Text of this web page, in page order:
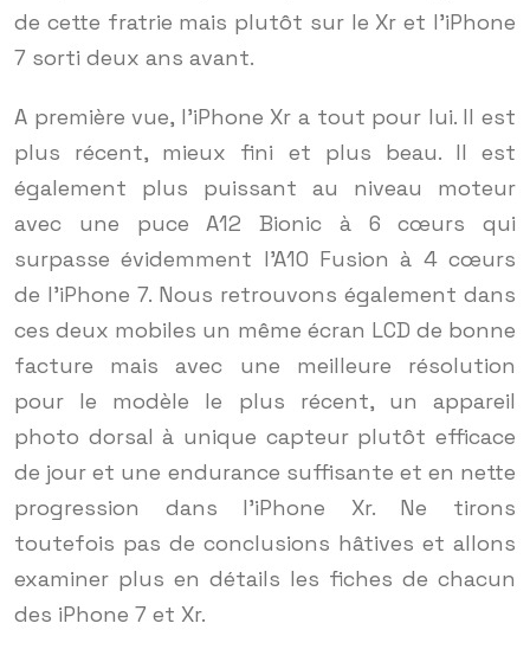
de cette fratrie mais plutôt sur le Xr et l’iPhone
7 sorti deux ans avant.
A première vue, l’iPhone Xr a tout pour lui. Il est
plus récent, mieux fini et plus beau. Il est
également plus puissant au niveau moteur
avec une puce A12 Bionic à 6 cœurs qui
surpasse évidemment l’A10 Fusion à 4 cœurs
de l’iPhone 7. Nous retrouvons également dans
ces deux mobiles un même écran LCD de bonne
facture mais avec une meilleure résolution
pour le modèle le plus récent, un appareil
photo dorsal à unique capteur plutôt efficace
de jour et une endurance suffisante et en nette
progression dans l’iPhone Xr. Ne tirons
toutefois pas de conclusions hâtives et allons
examiner plus en détails les fiches de chacun
des iPhone 7 et Xr.